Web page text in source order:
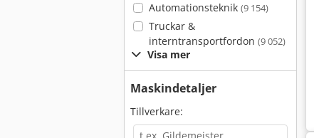
Automationsteknik (9 154)
Truckar &
interntransportfordon (9 052)
Visa mer
Maskindetaljer
Tillverkare: